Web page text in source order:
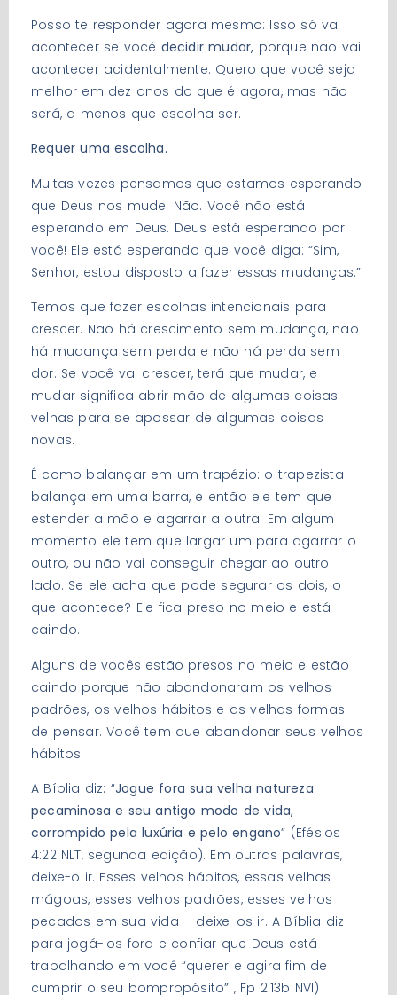
Posso te responder agora mesmo: Isso só vai
acontecer se você decidir mudar, porque não vai
acontecer acidentalmente. Quero que você seja
melhor em dez anos do que é agora, mas não
será, a menos que escolha ser.
Requer uma escolha.
Muitas vezes pensamos que estamos esperando
que Deus nos mude. Não. Você não está
esperando em Deus. Deus está esperando por
você! Ele está esperando que você diga: “Sim,
Senhor, estou disposto a fazer essas mudanças.”
Temos que fazer escolhas intencionais para
crescer. Não há crescimento sem mudança, não
há mudança sem perda e não há perda sem
dor. Se você vai crescer, terá que mudar, e
mudar significa abrir mão de algumas coisas
velhas para se apossar de algumas coisas
novas.
É como balançar em um trapézio: o trapezista
balança em uma barra, e então ele tem que
estender a mão e agarrar a outra. Em algum
momento ele tem que largar um para agarrar o
outro, ou não vai conseguir chegar ao outro
lado. Se ele acha que pode segurar os dois, o
que acontece? Ele fica preso no meio e está
caindo.
Alguns de vocês estão presos no meio e estão
caindo porque não abandonaram os velhos
padrões, os velhos hábitos e as velhas formas
de pensar. Você tem que abandonar seus velhos
hábitos.
A Bíblia diz: “Jogue fora sua velha natureza
pecaminosa e seu antigo modo de vida,
corrompido pela luxúria e pelo engano” (Efésios
4:22 NLT, segunda edição). Em outras palavras,
deixe-o ir. Esses velhos hábitos, essas velhas
mágoas, esses velhos padrões, esses velhos
pecados em sua vida – deixe-os ir. A Bíblia diz
para jogá-los fora e confiar que Deus está
trabalhando em você “querer e agira fim de
cumprir o seu bompropósito” , Fp 2:13b NVI)